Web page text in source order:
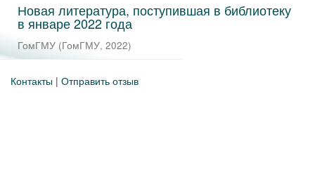
Новая литература, поступившая в библиотеку
в январе 2022 года
ГомГМУ (ГомГМУ, 2022)
Контакты | Отправить отзыв